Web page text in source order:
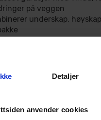
Detaljer
anvender cookies
på veggen
underskap,
med bæreevne på 35
stål med 1,2 mm
leveres ferdigmontert